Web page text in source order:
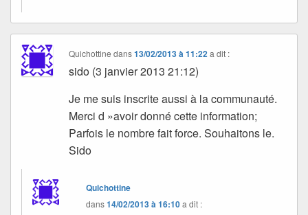
Quichottine dans13/02/2013 à 11:22 a dit :
sido (3 janvier 2013 21:12)
Je me suis inscrite aussi à la communauté.
Merci d »avoir donné cette information;
Parfois le nombre fait force. Souhaitons le.
Sido
Quichottine
dans14/02/2013 à 16:10a dit :